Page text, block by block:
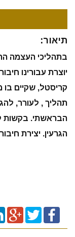
תיאור:
בתהליכי העצמה
יוצרת עבורינו
קריסטל, שקיים בו
תהליך , לעורר,
הבראשתי. בקשות
הגרעין. יצירת